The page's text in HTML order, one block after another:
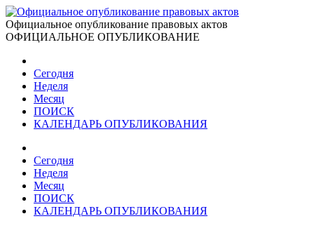
Официальное опубликование правовых актов
ОФИЦИАЛЬНОЕ ОПУБЛИКОВАНИЕ
Сегодня
Неделя
Месяц
ПОИСК
КАЛЕНДАРЬ ОПУБЛИКОВАНИЯ
Сегодня
Неделя
Месяц
ПОИСК
КАЛЕНДАРЬ ОПУБЛИКОВАНИЯ